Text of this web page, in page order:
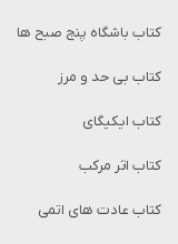
کتاب باشگاه پنج صبح ها
کتاب بی حد و مرز
کتاب ایکیگای
کتاب اثر مرکب
کتاب عادت های اتمی